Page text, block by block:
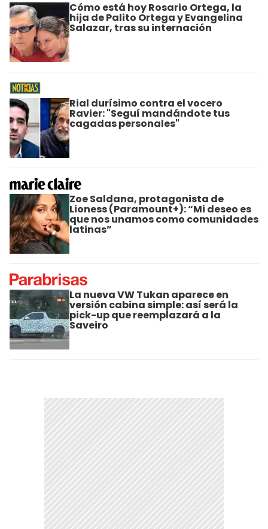
Cómo está hoy Rosario Ortega, la
hija de Palito Ortega y Evangelina
Salazar, tras su internación
Rial durísimo contra el vocero
Ravier: "Seguí mandándote tus
cagadas personales"
Zoe Saldana, protagonista de
Lioness (Paramount+): “Mi deseo es
que nos unamos como comunidades
latinas”
La nueva VW Tukan aparece en
versión cabina simple: así será la
pick-up que reemplazará a la
Saveiro